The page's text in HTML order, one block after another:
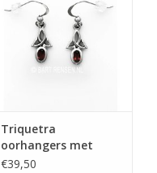
Triquetra
oorhangers met
steen
€39,50